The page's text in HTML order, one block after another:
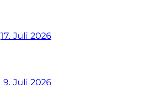
17. Juli 2026
9. Juli 2026